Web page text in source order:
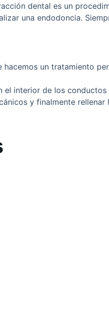
dental es un
una endodoncia.
un tratamiento
interior de los conductos
y finalmente